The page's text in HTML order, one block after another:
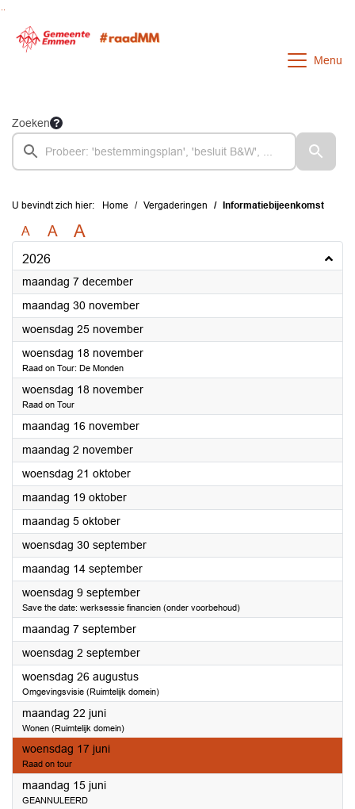
Menu
Zoeken
U bevindt zich hier: Home Vergaderingen Informatiebijeenkomst
A A A
2026
maandag 7 december2026
maandag 30 november2026
woensdag 25 november2026
woensdag 18 november2026
Raad on Tour: De Monden
woensdag 18 november2026
Raad on Tour
maandag 16 november2026
maandag 2 november2026
woensdag 21 oktober2026
maandag 19 oktober2026
maandag 5 oktober2026
woensdag 30 september2026
maandag 14 september2026
woensdag 9 september2026
Save the date: werksessie financien (onder voorbehoud)
maandag 7 september2026
woensdag 2 september2026
woensdag 26 augustus2026
Omgevingsvisie (Ruimtelijk domein)
maandag 22 juni2026
Wonen (Ruimtelijk domein)
woensdag 17 juni2026
Raad on tour
maandag 15 juni2026
GEANNULEERD